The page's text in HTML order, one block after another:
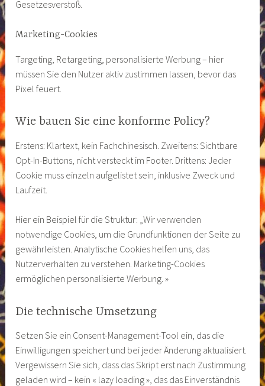
Gesetzesverstoß.
Marketing-Cookies
Targeting, Retargeting, personalisierte Werbung – hier
müssen Sie den Nutzer aktiv zustimmen lassen, bevor das
Pixel feuert.
Wie bauen Sie eine konforme Policy?
Erstens: Klartext, kein Fachchinesisch. Zweitens: Sichtbare
Opt-In-Buttons, nicht versteckt im Footer. Drittens: Jeder
Cookie muss einzeln aufgelistet sein, inklusive Zweck und
Laufzeit.
Hier ein Beispiel für die Struktur: „Wir verwenden
notwendige Cookies, um die Grundfunktionen der Seite zu
gewährleisten. Analytische Cookies helfen uns, das
Nutzerverhalten zu verstehen. Marketing-Cookies
ermöglichen personalisierte Werbung. »
Die technische Umsetzung
Setzen Sie ein Consent-Management-Tool ein, das die
Einwilligungen speichert und bei jeder Änderung aktualisiert.
Vergewissern Sie sich, dass das Skript erst nach Zustimmung
geladen wird – kein « lazy loading », das das Einverständnis